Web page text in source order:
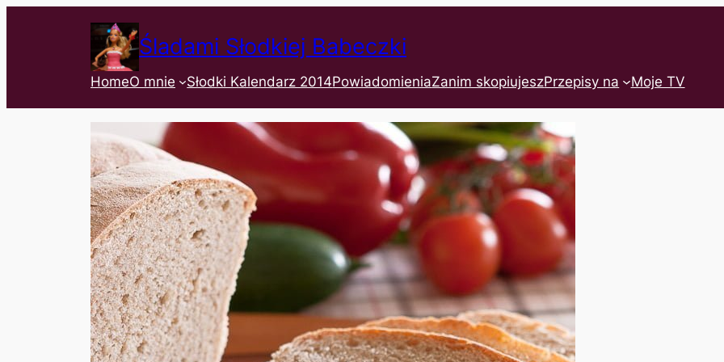
Śladami Słodkiej Babeczki
HomeO mnie Słodki Kalendarz 2014PowiadomieniaZanim skopiujeszPrzepisy na Moje TV